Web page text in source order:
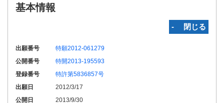
基本情報
‐ 閉じる
出願番号
特願2012-061279
公開番号
特開2013-195593
登録番号
特許第5836857号
出願日
2012/3/17
公開日
2013/9/30